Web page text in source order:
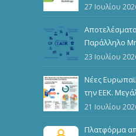
επιπλέον
27 Ιουλίου
Παράλληλο
23 Ιουλίου
Νέες
την ΕΕΚ.
21 Ιουλίου
Πλατφόρμα